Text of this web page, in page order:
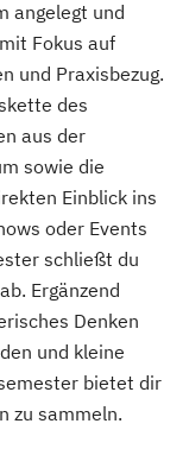
angelegt und
Fokus auf
und Praxisbezug.
des
aus der
sowie die
Einblick ins
oder Events
schließt du
Ergänzend
Denken
und kleine
bietet dir
zu sammeln.